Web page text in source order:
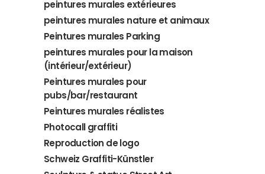
peintures murales extérieures
peintures murales nature et animaux
Peintures murales Parking
peintures murales pour la maison
(intérieur/extérieur)
Peintures murales pour
pubs/bar/restaurant
Peintures murales réalistes
Photocall graffiti
Reproduction de logo
Schweiz Graffiti-Künstler